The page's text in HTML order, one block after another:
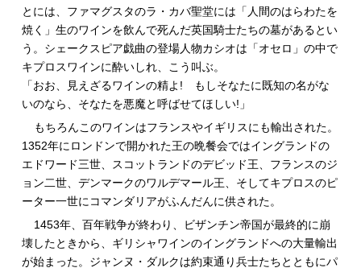
とには、ファマグスタのラ・カバ聖堂には「人間のはらわたを
焼く」生のワインを飲んで死んだ英国騎士たちの墓があるとい
う。シェークスピア戯曲の登場人物カシオは「オセロ」の中で
キプロスワインに酔いしれ、こう叫ぶ。
「おお、見えざるワインの精よ! もしそなたに既知の名がな
いのなら、そなたを悪魔と呼ばせてほしい!」
もちろんこのワインはフランスやイギリスにも輸出された。
1352年にロンドンで開かれた王の晩餐会ではイングランドの
エドワード三世、スコットランドのデビッド王、フランスのジ
ョン二世、デンマークのワルデマール王、そしてキプロスのピ
ーター一世にコマンダリアがふんだんに供された。
1453年、百年戦争が終わり、ビザンチン帝国が最終的に崩
壊したときから、ギリシャワインのイングランドへの大量輸出
が始まった。ジャンヌ・ダルクは約束通り兵士たちとともにパ